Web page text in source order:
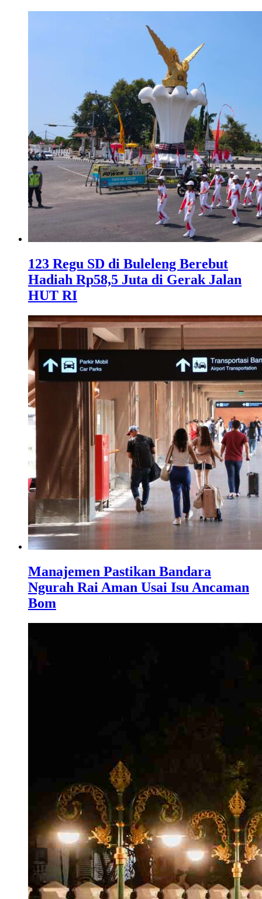
123 Regu SD di Buleleng Berebut
Hadiah Rp58,5 Juta di Gerak Jalan
HUT RI
Manajemen Pastikan Bandara
Ngurah Rai Aman Usai Isu Ancaman
Bom